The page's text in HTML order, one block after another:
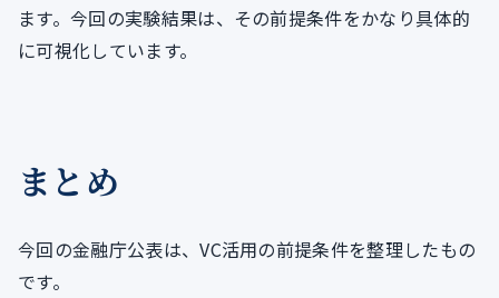
ます。今回の実験結果は、その前提条件をかなり具体的
に可視化しています。
まとめ
今回の金融庁公表は、VC活用の前提条件を整理したもの
です。